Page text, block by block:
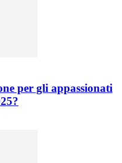
per gli appassionati